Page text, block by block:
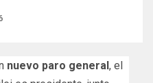
nuevo paro general , el